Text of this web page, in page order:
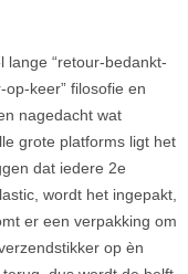
lange “retour-bedankt-
keer” filosofie en
nagedacht wat
grote platforms ligt het
dat iedere 2e
wordt het ingepakt,
er een verpakking om
op èn